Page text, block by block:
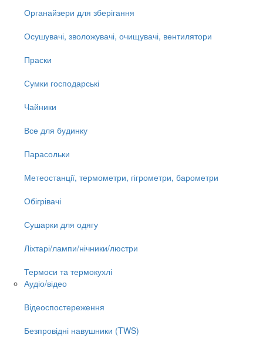
Органайзери для зберігання
Осушувачі, зволожувачі, очищувачі, вентилятори
Праски
Сумки господарські
Чайники
Все для будинку
Парасольки
Метеостанції, термометри, гігрометри, барометри
Обігрівачі
Сушарки для одягу
Ліхтарі/лампи/нічники/люстри
Термоси та термокухлі
Аудіо/відео
Відеоспостереження
Безпровідні навушники (TWS)